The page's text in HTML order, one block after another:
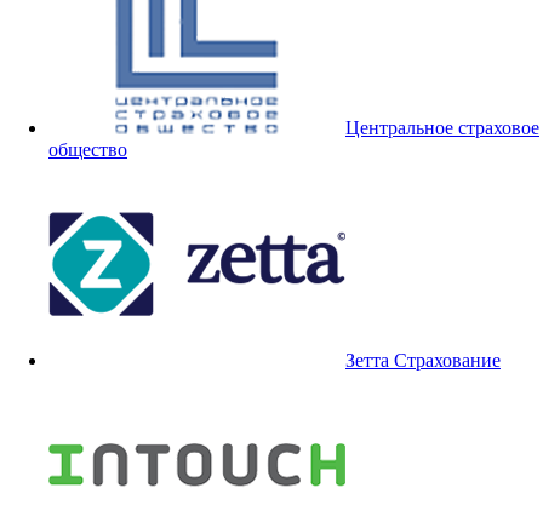
Центральное страховое
общество
Зетта Страхование